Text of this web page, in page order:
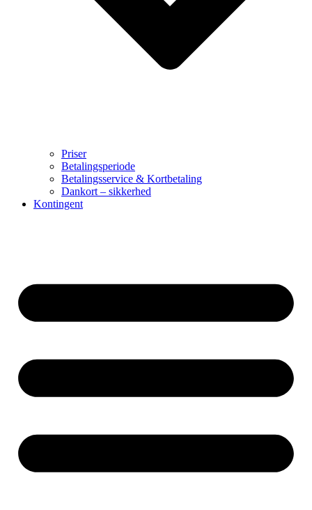
Priser
Betalingsperiode
Betalingsservice & Kortbetaling
Dankort – sikkerhed
Kontingent